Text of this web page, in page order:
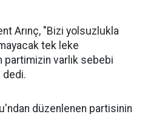
Arınç, "Bizi yolsuzlukla
tek leke
varlık sebebi
düzenlenen partisinin